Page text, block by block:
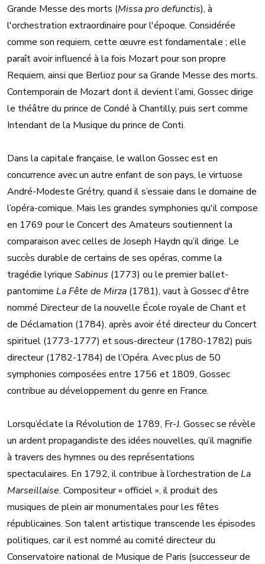
Grande Messe des morts (Missa pro defunctis), à
l'orchestration extraordinaire pour l'époque. Considérée
comme son requiem, cette œuvre est fondamentale ; elle
paraît avoir influencé à la fois Mozart pour son propre
Requiem, ainsi que Berlioz pour sa Grande Messe des morts.
Contemporain de Mozart dont il devient l’ami, Gossec dirige
le théâtre du prince de Condé à Chantilly, puis sert comme
Intendant de la Musique du prince de Conti.
Dans la capitale française, le wallon Gossec est en
concurrence avec un autre enfant de son pays, le virtuose
André-Modeste Grétry, quand il s’essaie dans le domaine de
l’opéra-comique. Mais les grandes symphonies qu'il compose
en 1769 pour le Concert des Amateurs soutiennent la
comparaison avec celles de Joseph Haydn qu’il dirige. Le
succès durable de certains de ses opéras, comme la
tragédie lyrique Sabinus (1773) ou le premier ballet-
pantomime La Fête de Mirza (1781), vaut à Gossec d'être
nommé Directeur de la nouvelle École royale de Chant et
de Déclamation (1784), après avoir été directeur du Concert
spirituel (1773-1777) et sous-directeur (1780-1782) puis
directeur (1782-1784) de l’Opéra. Avec plus de 50
symphonies composées entre 1756 et 1809, Gossec
contribue au développement du genre en France.
Lorsqu’éclate la Révolution de 1789, Fr-J. Gossec se révèle
un ardent propagandiste des idées nouvelles, qu’il magnifie
à travers des hymnes ou des représentations
spectaculaires. En 1792, il contribue à l’orchestration de La
Marseillaise. Compositeur « officiel », il produit des
musiques de plein air monumentales pour les fêtes
républicaines. Son talent artistique transcende les épisodes
politiques, car il est nommé au comité directeur du
Conservatoire national de Musique de Paris (successeur de